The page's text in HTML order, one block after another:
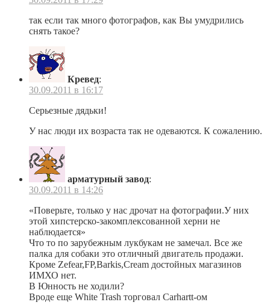
так если так много фотографов, как Вы умудрились
снять такое?
Кревед:
30.09.2011 в 16:17
Серьезные дядьки!
У нас люди их возраста так не одеваются. К сожалению.
арматурный завод:
30.09.2011 в 14:26
«Поверьте, только у нас дрочат на фотографии.У них
этой хипстерско-закомплексованной херни не
наблюдается»
Что то по зарубежным лукбукам не замечал. Все же
палка для собаки это отличный двигатель продажи.
Кроме Zefear,FP,Barkis,Cream достойных магазинов
ИМХО нет.
В Юнность не ходили?
Вроде еще White Trash торговал Carhartt-ом